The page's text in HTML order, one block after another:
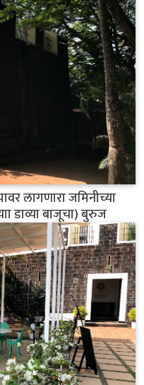
लागणारा जमिनीच्या
डाव्या बाजूचा) बुरुज